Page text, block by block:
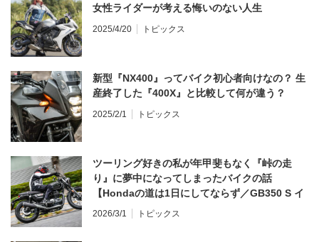
女性ライダーが考える悔いのない人生
2025/4/20 トピックス
新型『NX400』ってバイク初心者向けなの？ 生
産終了した『400X』と比較して何が違う？
2025/2/1 トピックス
ツーリング好きの私が年甲斐もなく『峠の走
り』に夢中になってしまったバイクの話
【Hondaの道は1日にしてならず／GB350 S イ
ンプレ・レビュー 前編】
2026/3/1 トピックス